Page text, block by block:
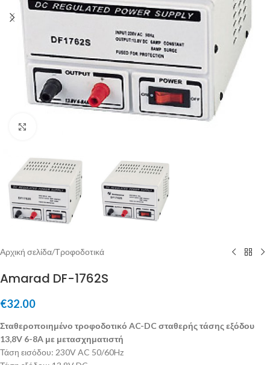
Αρχική σελίδα/Τροφοδοτικά
Amarad DF-1762S
€32.00
Σταθεροποιημένο τροφοδοτικό AC-DC σταθερής τάσης εξόδου
13,8V 6-8A με μετασχηματιστή
Τάση εισόδου: 230V AC 50/60Hz